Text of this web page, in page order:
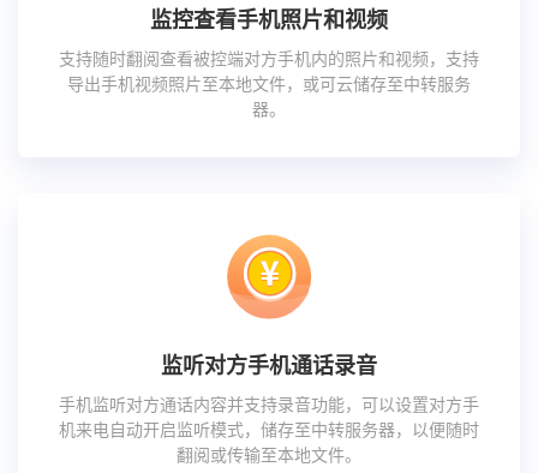
监控查看手机照片和视频
支持随时翻阅查看被控端对方手机内的照片和视频，支持
导出手机视频照片至本地文件，或可云储存至中转服务
器。
监听对方手机通话录音
手机监听对方通话内容并支持录音功能，可以设置对方手
机来电自动开启监听模式，储存至中转服务器，以便随时
翻阅或传输至本地文件。